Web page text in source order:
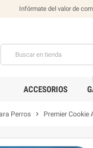
Infórmate del valor de
ACCESORIOS
Perros chevron_right Premier Cookie